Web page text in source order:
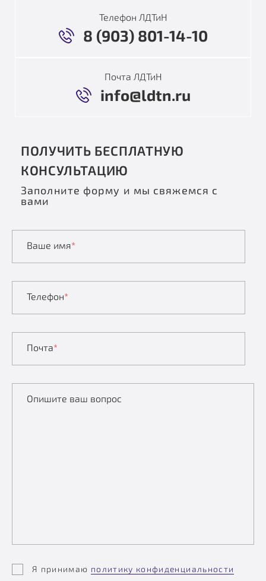
Телефон ЛДТиН
8 (903) 801-14-10
Почта ЛДТиН
info@ldtn.ru
ПОЛУЧИТЬ БЕСПЛАТНУЮ
КОНСУЛЬТАЦИЮ
Заполните форму и мы свяжемся с
вами
Ваше имя*
Телефон*
Почта*
Опишите ваш вопрос
Я принимаю политику конфиденциальности